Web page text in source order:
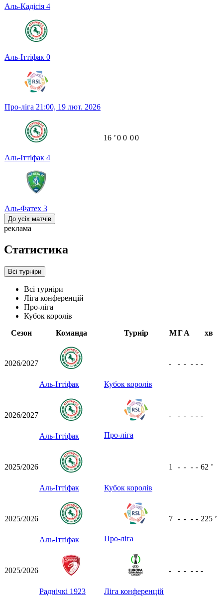
Аль-Кадісія 4
Аль-Іттіфак 0
Про-ліга 21:00, 19 лют. 2026
Аль-Іттіфак 4
Аль-Фатех 3
16 ʼ0 0 00
До усіх матчів
реклама
Статистика
Всі турніри
Всі турніри
Ліга конференцій
Про-ліга
Кубок королів
Сезон
Команда Турнір МГА хв
2026/2027
Аль-Іттіфак Кубок королів
- - - - - -
2026/2027
Аль-Іттіфак Про-ліга
- - - - - -
2025/2026
Аль-Іттіфак Кубок королів
1 - - - - 62 ʼ
2025/2026
Аль-Іттіфак Про-ліга
7 - - - - 225 ʼ
2025/2026
Раднічкі 1923 Ліга конференцій
- - - - - -